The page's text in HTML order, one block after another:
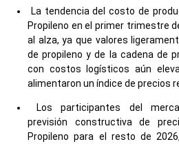
La tendencia del costo de
Propileno en el primer trimestre
al alza, ya que valores
de propileno y de la cadena de
con costos logísticos aún
alimentaron un índice de precios
Los participantes del
previsión constructiva de
Propileno para el resto de